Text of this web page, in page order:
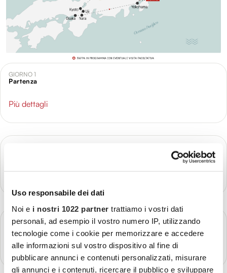
Uso responsabile dei dati
Noi e i nostri 1022 partner trattiamo i vostri dati
personali, ad esempio il vostro numero IP, utilizzando
tecnologie come i cookie per memorizzare e accedere
alle informazioni sul vostro dispositivo al fine di
pubblicare annunci e contenuti personalizzati, misurare
gli annunci e i contenuti, ricercare il pubblico e sviluppare
GIORNO 1
Partenza
Più dettagli
GIORNO 3
Tokyo
Più dettagli